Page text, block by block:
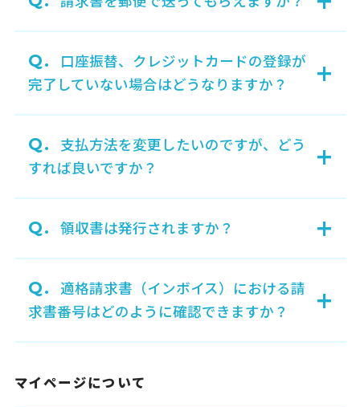
Q.
口座振替、クレジットカードの登録が
完了していない場合はどうなりますか？
+
Q.
支払方法を変更したいのですが、どう
すれば良いですか？
+
Q. 領収書は発行されますか？ +
Q. 適格請求書（インボイス）における請
求書番号はどのように確認できますか？
+
マイページについて